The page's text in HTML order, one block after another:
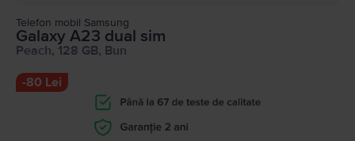
Telefon mobil Samsung
Galaxy A23 dual sim
Peach, 128 GB, Bun
-80 Lei